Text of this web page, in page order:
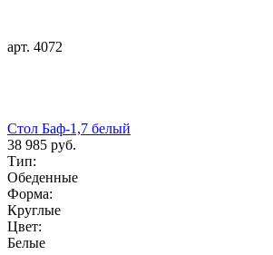
арт. 4072
Стол Баф-1,7 белый
38 985 руб.
Тип:
Обеденные
Форма:
Круглые
Цвет:
Белые